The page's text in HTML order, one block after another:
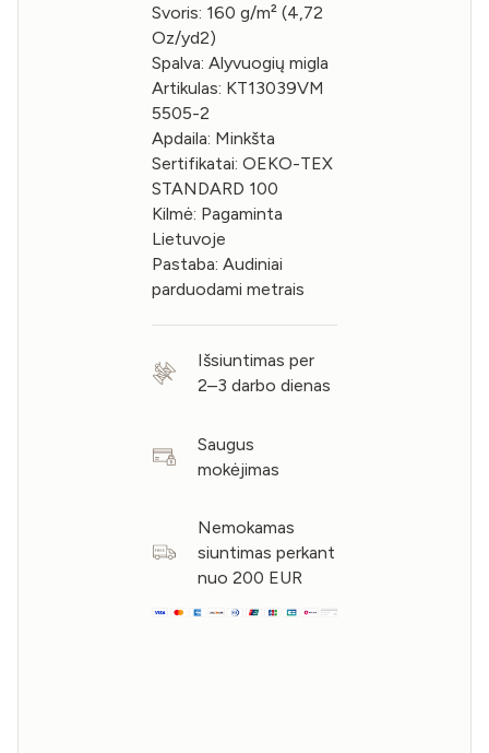
Svoris: 160 g/m² (4,72
Oz/yd2)
Spalva: Alyvuogių migla
Artikulas: KT13039VM
5505-2
Apdaila: Minkšta
Sertifikatai: OEKO-TEX
STANDARD 100
Kilmė: Pagaminta
Lietuvoje
Pastaba: Audiniai
parduodami metrais
Išsiuntimas per
2–3 darbo dienas
Saugus
mokėjimas
Nemokamas
siuntimas perkant
nuo 200 EUR